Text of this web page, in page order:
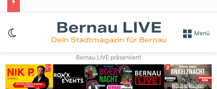
Skin umschalten Menü
Bernau LIVE präsentiert!